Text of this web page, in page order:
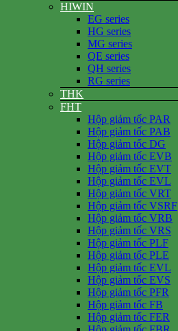
HIWIN
EG series
HG series
MG series
QE series
QH series
RG series
THK
FHT
Hộp giảm tốc PAR
Hộp giảm tốc PAB
Hộp giảm tốc DG
Hộp giảm tốc EVB
Hộp giảm tốc EVT
Hộp giảm tốc EVL
Hộp giảm tốc VRT
Hộp giảm tốc VSRF
Hộp giảm tốc VRB
Hộp giảm tốc VRS
Hộp giảm tốc PLF
Hộp giảm tốc PLE
Hộp giảm tốc EVL
Hộp giảm tốc EVS
Hộp giảm tốc PFR
Hộp giảm tốc FB
Hộp giảm tốc FER